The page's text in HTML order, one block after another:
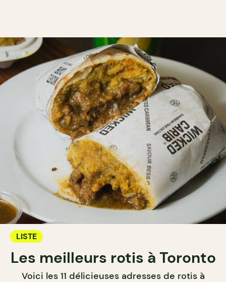
LISTE
Les meilleurs rotis à Toronto
Voici les 11 délicieuses adresses de rotis à